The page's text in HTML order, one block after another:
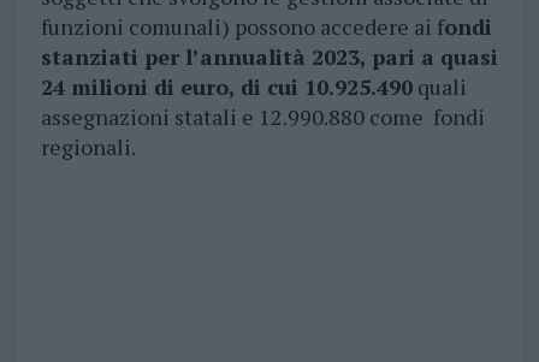
funzioni comunali) possono accedere ai fondi
stanziati per l’annualità 2023, pari a quasi
24 milioni di euro, di cui 10.925.490quali
assegnazioni statali e 12.990.880 come fondi
regionali.